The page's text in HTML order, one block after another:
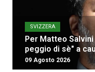
SVIZZERA
Per Matteo
peggio di sè" a
09 Agosto 2026